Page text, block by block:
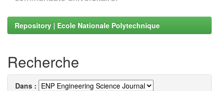
Repository | Ecole Nationale Polytechnique
Recherche
Dans :